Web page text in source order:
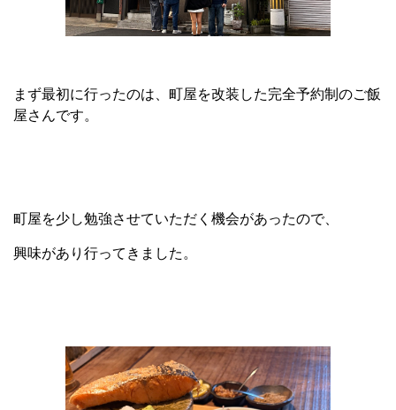
まず最初に行ったのは、町屋を改装した完全予約制のご飯
屋さんです。
町屋を少し勉強させていただく機会があったので、
興味があり行ってきました。